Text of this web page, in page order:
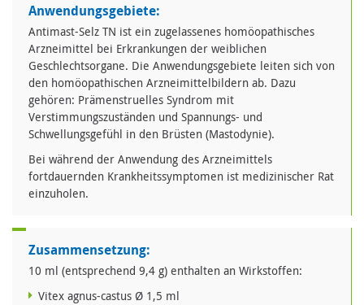
Anwendungsgebiete:
Antimast-Selz TN ist ein zugelassenes homöopathisches
Arzneimittel bei Erkrankungen der weiblichen
Geschlechtsorgane. Die Anwendungsgebiete leiten sich von
den homöopathischen Arzneimittelbildern ab. Dazu
gehören: Prämenstruelles Syndrom mit
Verstimmungszuständen und Spannungs- und
Schwellungsgefühl in den Brüsten (Mastodynie).
Bei während der Anwendung des Arzneimittels
fortdauernden Krankheitssymptomen ist medizinischer Rat
einzuholen.
Zusammensetzung:
10 ml (entsprechend 9,4 g) enthalten an Wirkstoffen:
Vitex agnus-castus Ø 1,5 ml